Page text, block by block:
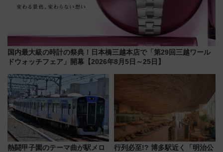
国内最大級の時計の祭典！日本橋三越本店で「第29回三越ワール
ドウォッチフェア」開幕【2026年8月5日～25日】
熱闘甲子園のテーマ曲が駅メロ
行列必至!? 博多駅近く「明治公